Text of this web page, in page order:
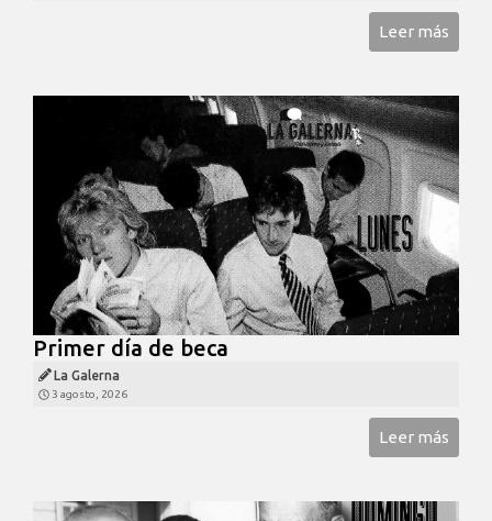
Leer más
Primer día de beca
La Galerna
3 agosto, 2026
Leer más